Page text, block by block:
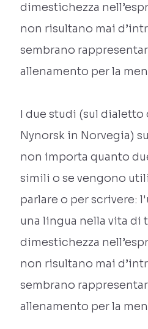
dimestichezza
non risultano mai
sembrano
allenamento per la
I due studi (sul dialetto
Nynorsk in Norvegia)
non importa quanto
simili o se vengono
parlare o per scrivere:
una lingua nella vita di
dimestichezza
non risultano mai
sembrano
allenamento per la